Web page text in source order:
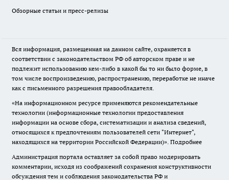
Обзорные статьи и пресс-релизы
Вся информация, размещенная на данном сайте, охраняется в
соответствии с законодательством РФ об авторском праве и не
подлежит использованию кем-либо в какой бы то ни было форме, в
том числе воспроизведению, распространению, переработке не иначе
как с письменного разрешения правообладателя.
«На информационном ресурсе применяются рекомендательные
технологии (информационные технологии предоставления
информации на основе сбора, систематизации и анализа сведений,
относящихся к предпочтениям пользователей сети "Интернет",
находящихся на территории Российской Федерации)». Подробнее
Администрация портала оставляет за собой право модерировать
комментарии, исходя из соображений сохранения конструктивности
обсуждения тем и соблюдения законодательства РФ и